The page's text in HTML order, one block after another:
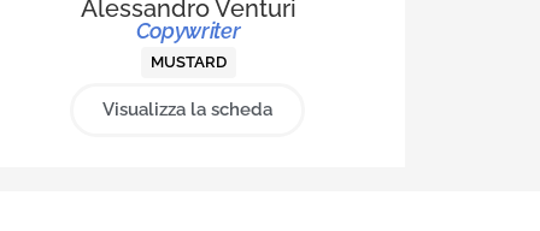
di questo
di
Alessandro Venturi
Copywriter
MUSTARD
Visualizza la scheda